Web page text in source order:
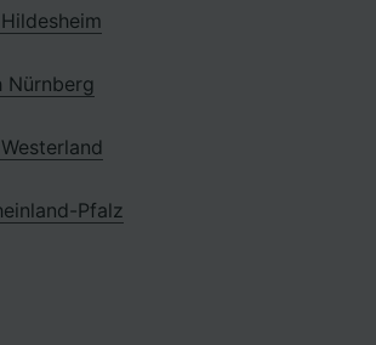
Nürnberg
Pfalz